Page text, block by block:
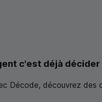
c'est déjà décider
Décode, découvrez des